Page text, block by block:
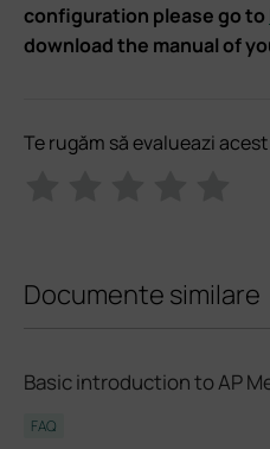
configuration please go to
download the manual of
Te rugăm să evalueazi
Documente similare
Basic introduction to AP
FAQ